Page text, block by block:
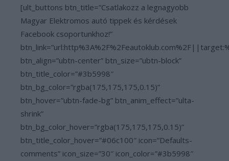
[ult_buttons btn_title=”Csatlakozz a legnagyobb
Magyar Elektromos autó tippek és kérdések
Facebook csoportunkhoz!”
btn_align=”ubtn-center” btn_size=”ubtn-block”
btn_title_color=”#3b5998″
btn_bg_color=”rgba(175,175,175,0.15)”
btn_hover=”ubtn-fade-bg” btn_anim_effect=”ulta-
shrink”
btn_bg_color_hover=”rgba(175,175,175,0.15)”
btn_title_color_hover=”#06c100″ icon=”Defaults-
comments” icon_size=”30″ icon_color=”#3b5998″